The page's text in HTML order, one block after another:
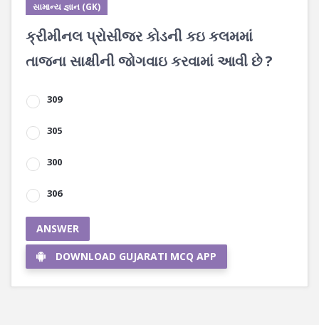
સામાન્ય જ્ઞાન (GK)
ક્રીમીનલ પ્રોસીજર કોડની કઇ કલમમાં
તાજના સાક્ષીની જોગવાઇ કરવામાં આવી છે ?
309
305
300
306
ANSWER
DOWNLOAD GUJARATI MCQ APP